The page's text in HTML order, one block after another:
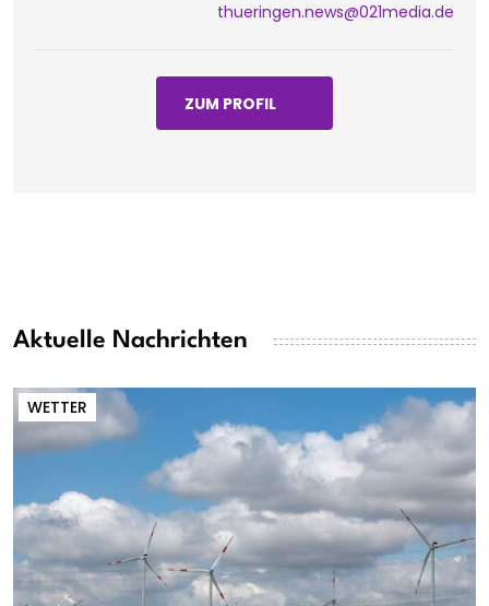
thueringen.news@021media.de
ZUM PROFIL
Aktuelle Nachrichten
WETTER